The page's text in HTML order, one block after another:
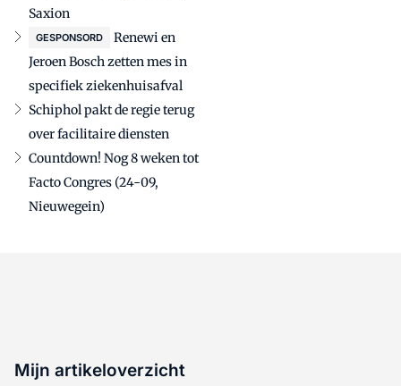
Saxion
GESPONSORD
Renewi en
Jeroen Bosch zetten mes in
specifiek ziekenhuisafval
Schiphol pakt de regie terug
over facilitaire diensten
Countdown! Nog 8 weken tot
Facto Congres (24-09,
Nieuwegein)
Mijn artikeloverzicht